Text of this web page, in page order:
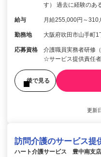
す） 過去に経験のあ
給与 月給255,000円～
勤務地 大阪府吹田市山手町
応募資格
介護職員実務者研修
☆サービス提供責任
後で見る
更新
訪問介護のサービス提
ハート介護サービス 豊中南支